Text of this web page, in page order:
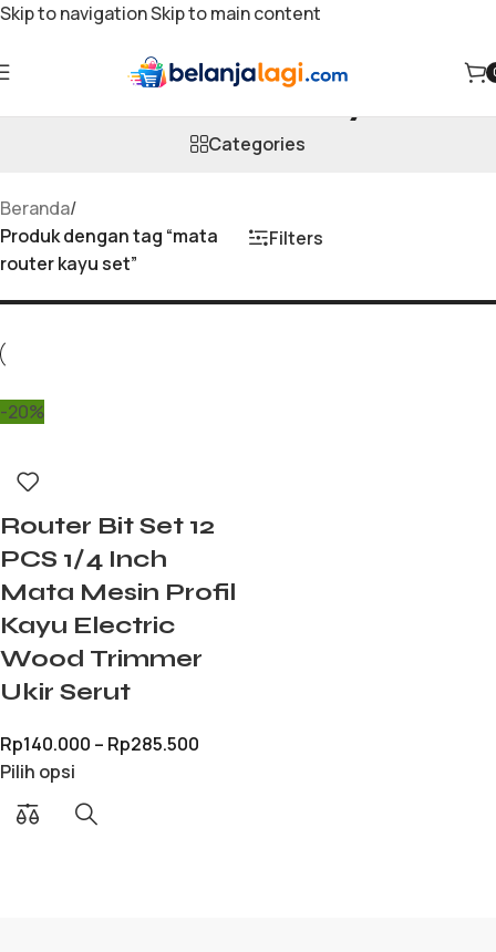
Skip to navigationSkip to main content
mata router kayu set
Categories
Beranda/
Produk dengan tag “mata
router kayu set”
Filters
-20%
Router Bit Set 12
PCS 1/4 Inch
Mata Mesin Profil
Kayu Electric
Wood Trimmer
Ukir Serut
Rp140.000 – Rp285.500
Pilih opsi